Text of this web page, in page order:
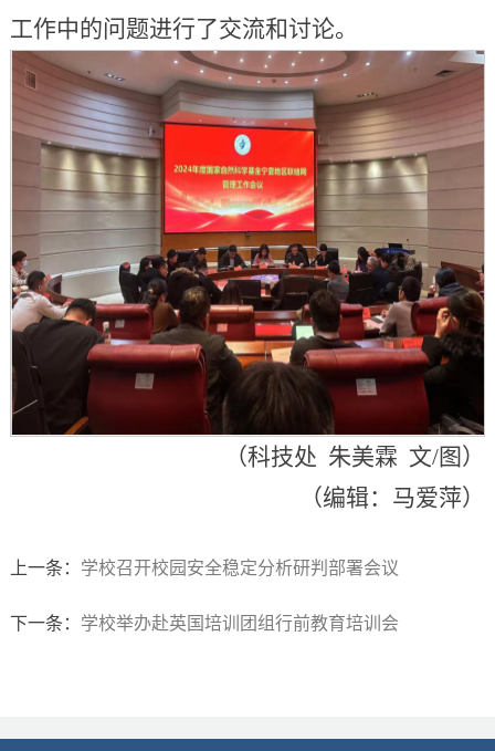
工作中的问题进行了交流和讨论。
（科技处 朱美霖 文/图）
（编辑：马爱萍）
上一条： 学校召开校园安全稳定分析研判部署会议
下一条： 学校举办赴英国培训团组行前教育培训会